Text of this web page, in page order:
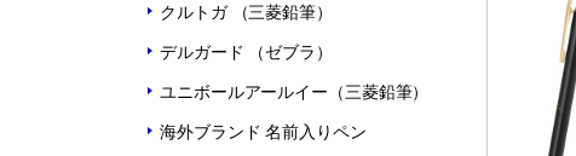
クルトガ （三菱鉛筆）
デルガード （ゼブラ）
ユニボールアールイー（三菱鉛筆）
海外ブランド 名前入りペン